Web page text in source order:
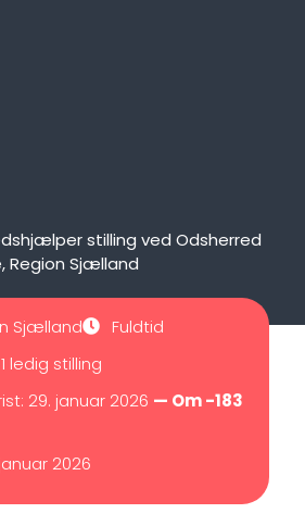
stilling ved Odsherred
Region Sjælland
Sjælland
Fuldtid
1 ledig stilling
29. januar 2026 — Om -183
2026